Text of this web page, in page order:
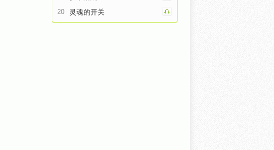
20 灵魂的开关